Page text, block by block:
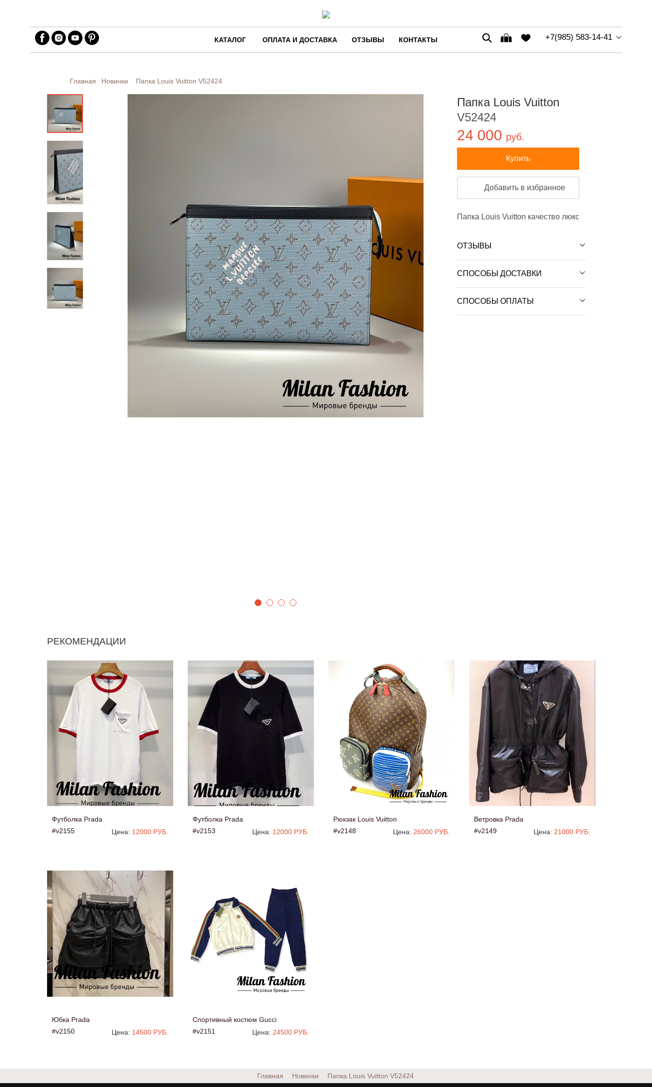
КАТАЛОГ ОПЛАТА И ДОСТАВКА ОТЗЫВЫ КОНТАКТЫ +7(985) 583-14-41
Главная Новинки Папка Louis Vuitton V52424
Папка Louis Vuitton
V52424
24 000 руб.
Купить
Добавить в избранное
Папка Louis Vuitton качество люкс
ОТЗЫВЫ
СПОСОБЫ ДОСТАВКИ
СПОСОБЫ ОПЛАТЫ
РЕКОМЕНДАЦИИ
Футболка Prada
#v2155
Цена: 12000 РУБ.
Футболка Prada
#v2153
Цена: 12000 РУБ.
Рюкзак Louis Vuitton
#v2148
Цена: 26000 РУБ.
Ветровка Prada
#v2149
Цена: 21000 РУБ.
Юбка Prada
#v2150
Цена: 14500 РУБ.
Спортивный костюм Gucci
#v2151
Цена: 24500 РУБ.
Главная Новинки Папка Louis Vuitton V52424